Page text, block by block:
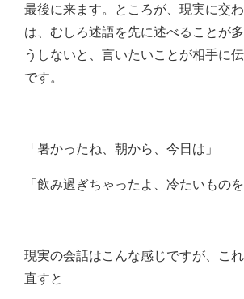
最後に来ます。ところが、現実に交
は、むしろ述語を先に述べることが
うしないと、言いたいことが相手に
です。
「暑かったね、朝から、今日は」
「飲み過ぎちゃったよ、冷たいもの
現実の会話はこんな感じですが、こ
直すと